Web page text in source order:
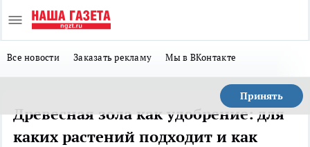
Все новости Заказать рекламу Мы в ВКонтакте
Принять
Древесная зола как удобрение: для
каких растений подходит и как